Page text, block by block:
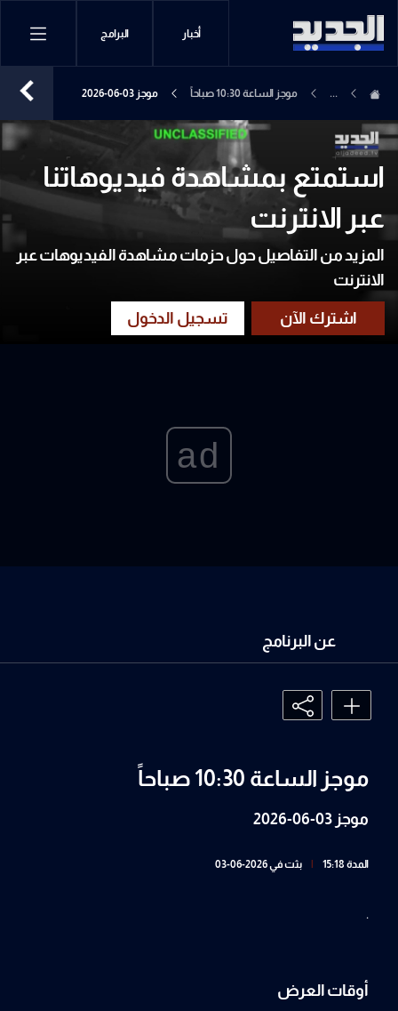
أخبار البرامج
... موجز الساعة 10:30 صباحاً موجز 03-06-2026
استمتع بمشاهدة فيديوهاتنا
عبر الانترنت
المزيد من التفاصيل حول حزمات مشاهدة الفيديوهات عبر
الانترنت
ad
عن البرنامج
موجز الساعة 10:30 صباحاً
موجز 03-06-2026
المدة 15:18 بثت في 2026-06-03
.
أوقات العرض